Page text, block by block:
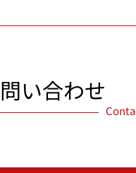
い合わせ